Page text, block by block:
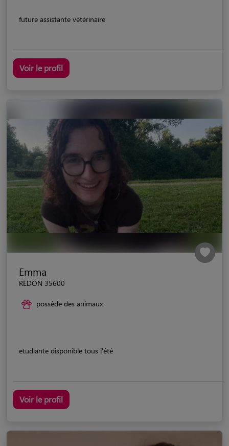
future assistante vétérinaire
Voir le profil
Emma
REDON 35600
possède des animaux
etudiante disponible tous l'été
Voir le profil